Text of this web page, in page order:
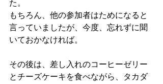
た。
もちろん、他の参加者はためになると
言っていましたが、今度、忘れずに聞
いておかなければ。
その後は、差し入れのコーヒーゼリー
とチーズケーキを食べながら、タカダ